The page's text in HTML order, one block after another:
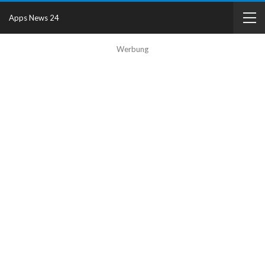
Werbung
Apps News 24